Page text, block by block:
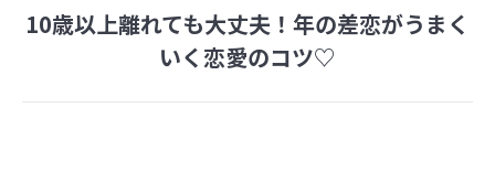
Next
post:
10歳以上離れても大丈夫！年の差恋がうまく
いく恋愛のコツ♡